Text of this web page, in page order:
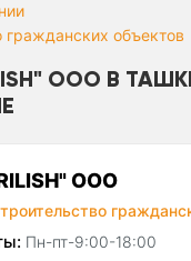
гражданских объектов
ООО В
ООО
Пн-пт-9:00-18:00